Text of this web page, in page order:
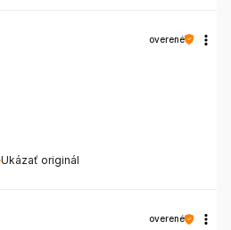
Ukázať originál
overené
overené